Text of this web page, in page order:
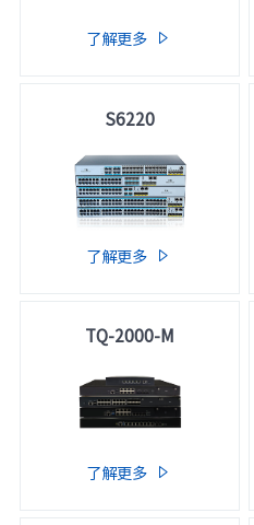
了解更多 
S6220
了解更多 
TQ-2000-M
了解更多 